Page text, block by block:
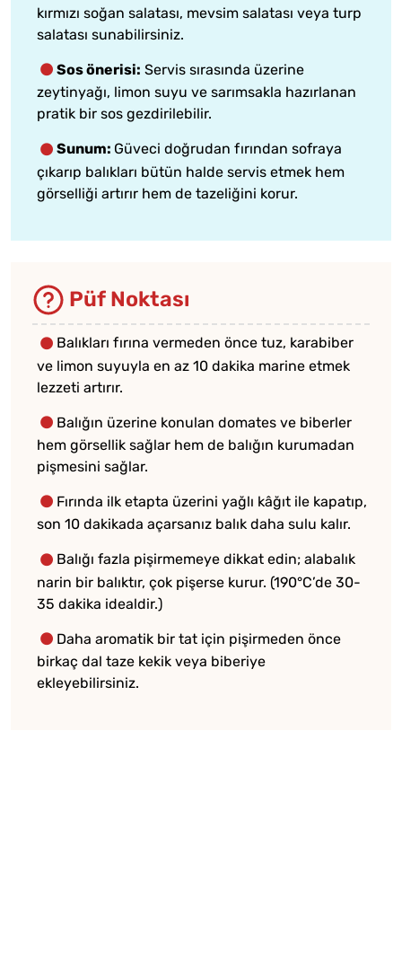
kırmızı soğan salatası, mevsim salatası veya turp
salatası sunabilirsiniz.
Sos önerisi: Servis sırasında üzerine
zeytinyağı, limon suyu ve sarımsakla hazırlanan
pratik bir sos gezdirilebilir.
Sunum: Güveci doğrudan fırından sofraya
çıkarıp balıkları bütün halde servis etmek hem
görselliği artırır hem de tazeliğini korur.
Püf Noktası
Balıkları fırına vermeden önce tuz, karabiber
ve limon suyuyla en az 10 dakika marine etmek
lezzeti artırır.
Balığın üzerine konulan domates ve biberler
hem görsellik sağlar hem de balığın kurumadan
pişmesini sağlar.
Fırında ilk etapta üzerini yağlı kâğıt ile kapatıp,
son 10 dakikada açarsanız balık daha sulu kalır.
Balığı fazla pişirmemeye dikkat edin; alabalık
narin bir balıktır, çok pişerse kurur. (190°C’de 30-
35 dakika idealdir.)
Daha aromatik bir tat için pişirmeden önce
birkaç dal taze kekik veya biberiye
ekleyebilirsiniz.